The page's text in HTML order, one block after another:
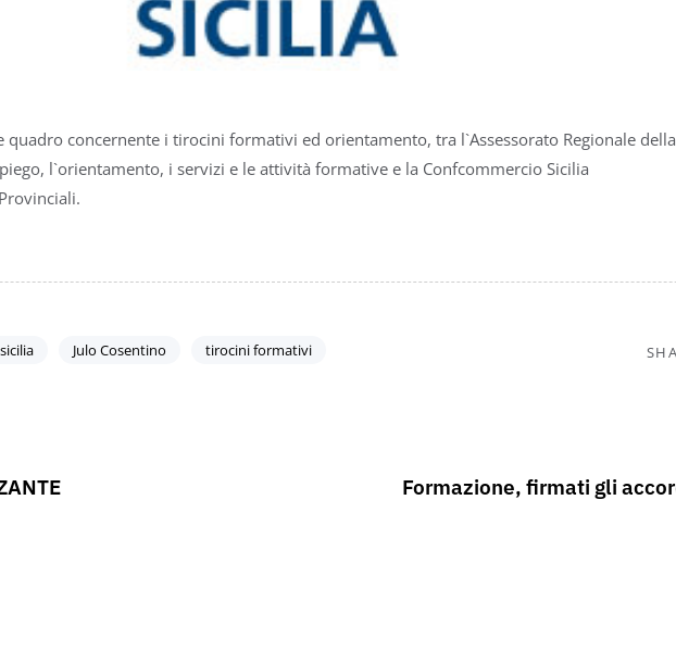
concernente i tirocini formativi ed orientamento, tra l`Assessorato Regionale
l`orientamento, i servizi e le attività formative e la Confcommercio Sicilia
Julo Cosentino tirocini formativi
Formazione, firmati gli